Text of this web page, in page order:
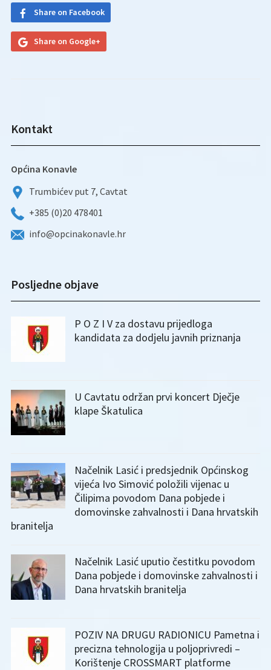
Share on Facebook
Share on Google+
Kontakt
Općina Konavle
Trumbićev put 7, Cavtat
+385 (0)20 478401
info@opcinakonavle.hr
Posljedne objave
P O Z I V za dostavu prijedloga
kandidata za dodjelu javnih priznanja
U Cavtatu održan prvi koncert Dječje
klape Škatulica
Načelnik Lasić i predsjednik Općinskog
vijeća Ivo Simović položili vijenac u
Čilipima povodom Dana pobjede i
domovinske zahvalnosti i Dana hrvatskih
branitelja
Načelnik Lasić uputio čestitku povodom
Dana pobjede i domovinske zahvalnosti i
Dana hrvatskih branitelja
POZIV NA DRUGU RADIONICU Pametna i
precizna tehnologija u poljoprivredi –
Korištenje CROSSMART platforme